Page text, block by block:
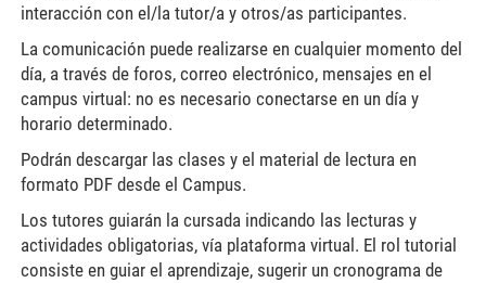
interacción con el/la tutor/a y otros/as participantes.
La comunicación puede realizarse en cualquier momento del
día, a través de foros, correo electrónico, mensajes en el
campus virtual: no es necesario conectarse en un día y
horario determinado.
Podrán descargar las clases y el material de lectura en
formato PDF desde el Campus.
Los tutores guiarán la cursada indicando las lecturas y
actividades obligatorias, vía plataforma virtual. El rol tutorial
consiste en guiar el aprendizaje, sugerir un cronograma de